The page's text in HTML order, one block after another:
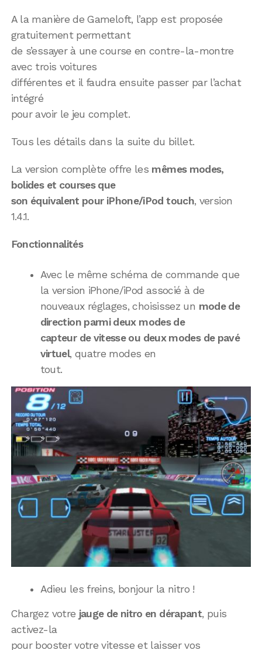
A la manière de Gameloft, l’app est proposée
gratuitement permettant
de s’essayer à une course en contre-la-montre
avec trois voitures
différentes et il faudra ensuite passer par l’achat
intégré
pour avoir le jeu complet.
Tous les détails dans la suite du billet.
La version complète offre les mêmes modes,
bolides et courses que
son équivalent pour iPhone/iPod touch, version
1.4.1.
Fonctionnalités
Avec le même schéma de commande que
la version iPhone/iPod associé à de
nouveaux réglages, choisissez un mode de
direction parmi deux modes de
capteur de vitesse ou deux modes de pavé
virtuel, quatre modes en
tout.
Adieu les freins, bonjour la nitro !
Chargez votre jauge de nitro en dérapant, puis
activez-la
pour booster votre vitesse et laisser vos